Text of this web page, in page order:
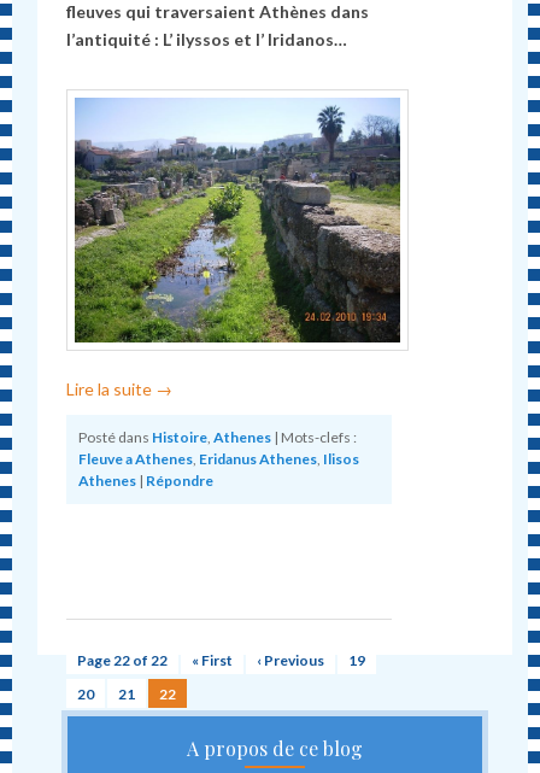
fleuves qui traversaient Athènes dans
l’antiquité : L’ ilyssos et l’ Iridanos…
Lire la suite →
Posté dans Histoire,Athenes | Mots-clefs :
Fleuve a Athenes, Eridanus Athenes, Ilisos
Athenes | Répondre
Page 22 of 22 « First ‹ Previous
19
20
21 22
A propos de ce blog